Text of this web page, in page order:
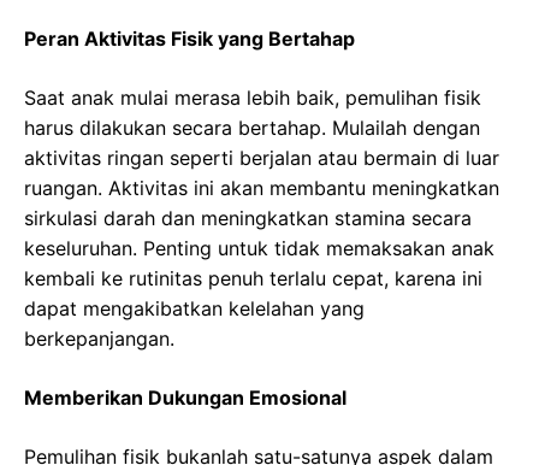
Peran Aktivitas Fisik yang Bertahap
Saat anak mulai merasa lebih baik, pemulihan fisik
harus dilakukan secara bertahap. Mulailah dengan
aktivitas ringan seperti berjalan atau bermain di luar
ruangan. Aktivitas ini akan membantu meningkatkan
sirkulasi darah dan meningkatkan stamina secara
keseluruhan. Penting untuk tidak memaksakan anak
kembali ke rutinitas penuh terlalu cepat, karena ini
dapat mengakibatkan kelelahan yang
berkepanjangan.
Memberikan Dukungan Emosional
Pemulihan fisik bukanlah satu-satunya aspek dalam